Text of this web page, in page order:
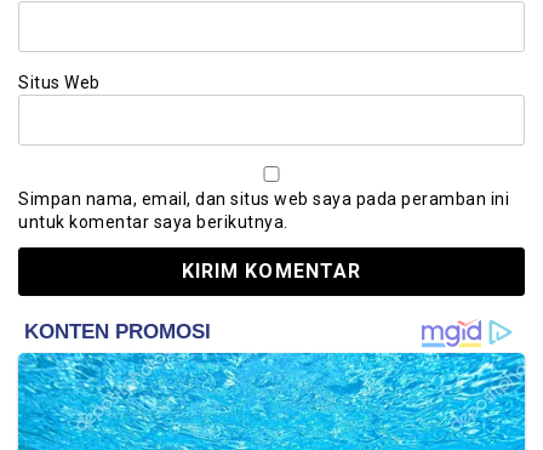
Situs Web
Simpan nama, email, dan situs web saya pada peramban ini
untuk komentar saya berikutnya.